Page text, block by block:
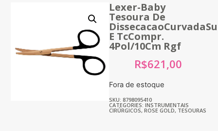
Lexer-Baby
Tesoura De
E TcCompr.
4Pol/10Cm Rgf
R$621,00
Fora de estoque
SKU: 8798095410
CATEGORIES: INSTRUMENTAIS
CIRÚRGICOS, ROSE GOLD, TESOURAS